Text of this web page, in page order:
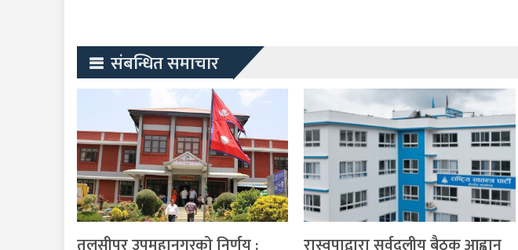
संबन्धित समाचार